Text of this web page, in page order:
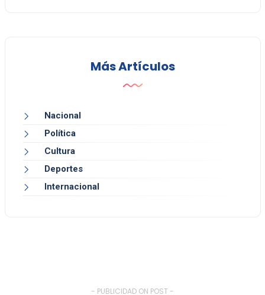
Más Artículos
Nacional
Política
Cultura
Deportes
Internacional
- PUBLICIDAD ON POST -